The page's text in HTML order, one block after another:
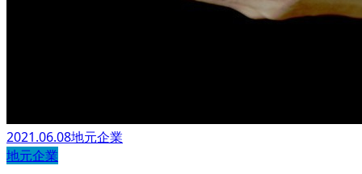
2021.06.08地元企業
地元企業